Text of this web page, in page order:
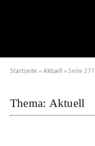
Startseite »Aktuell »Seite 277
Thema: Aktuell